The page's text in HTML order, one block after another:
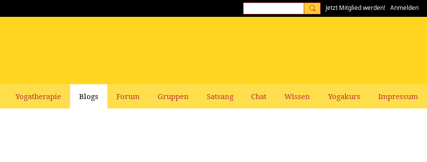
Jetzt Mitglied werden! Anmelden
Yogatherapie Blogs Forum Gruppen Satsang Chat Wissen Yogakurs Impressum